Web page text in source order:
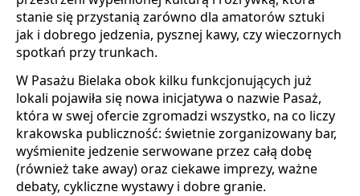
stanie się przystanią zarówno dla amatorów sztuki
jak i dobrego jedzenia, pysznej kawy, czy wieczornych
spotkań przy trunkach.
W Pasażu Bielaka obok kilku funkcjonujących już
lokali pojawiła się nowa inicjatywa o nazwie Pasaż,
która w swej ofercie zgromadzi wszystko, na co liczy
krakowska publiczność: świetnie zorganizowany bar,
wyśmienite jedzenie serwowane przez całą dobę
(również take away) oraz ciekawe imprezy, ważne
debaty, cykliczne wystawy i dobre granie.